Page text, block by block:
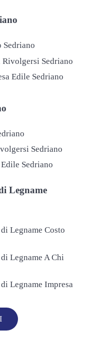
Sedriano
Rivolgersi Sedriano
Edile Sedriano
Sedriano
Sedriano
Legname
Legname Costo
Legname A Chi
Legname Impresa